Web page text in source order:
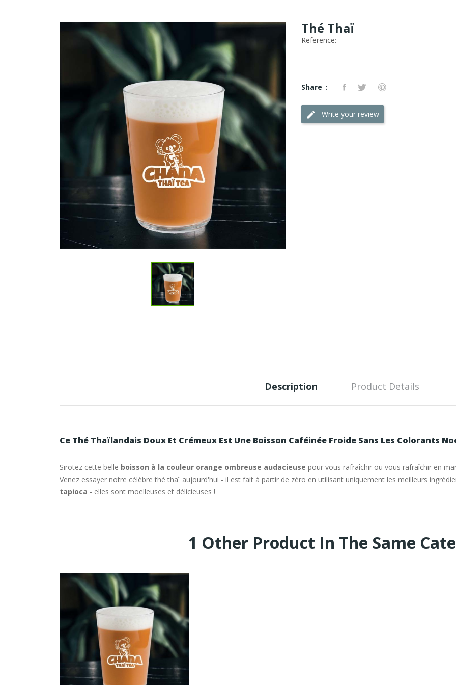
Thé Thaï
Reference:
Share
Write your review
Description Product Details
Ce Thé Thaïlandais Doux Et Crémeux Est Une Boisson Caféinée Froide Sans Les Colorants
Sirotez cette belle boisson à la couleur orange ombreuse audacieuse pour vous rafraîchir ou vous rafraîchir en
Venez essayer notre célèbre thé thaï aujourd'hui - il est fait à partir de zéro en utilisant uniquement les meilleurs
tapioca - elles sont moelleuses et délicieuses !
1 Other Product In The Same